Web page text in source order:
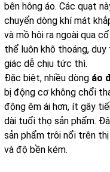
bên hông áo. Các quạt
chuyển dòng khí mát
và mồ hôi ra ngoài qua
thể luôn khô thoáng,
giác dễ chịu tức thì.
Đặc biệt, nhiều dòng áo
bị động cơ không chổi
động êm ái hơn, ít gây
dài tuổi thọ sản phẩm.
sản phẩm trôi nổi trên
và độ bền kém.